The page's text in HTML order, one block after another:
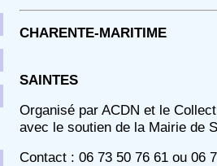
CHARENTE-MARITIME
SAINTES
Organisé par ACDN et le
avec le soutien de la Mairie de
Contact : 06 73 50 76 61 ou 06